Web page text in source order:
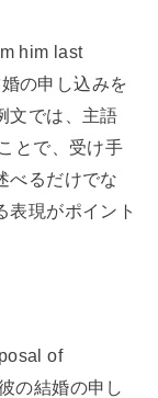
him last
の申し込みを
文では、主語
とで、受け手
べるだけでな
表現がポイント
of
の結婚の申し